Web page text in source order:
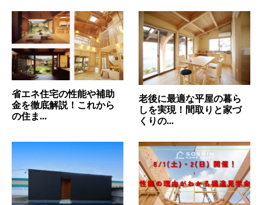
省エネ住宅の性能や補助
金を徹底解説！これから
の住ま...
老後に最適な平屋の暮ら
しを実現！間取りと家づ
くりの...